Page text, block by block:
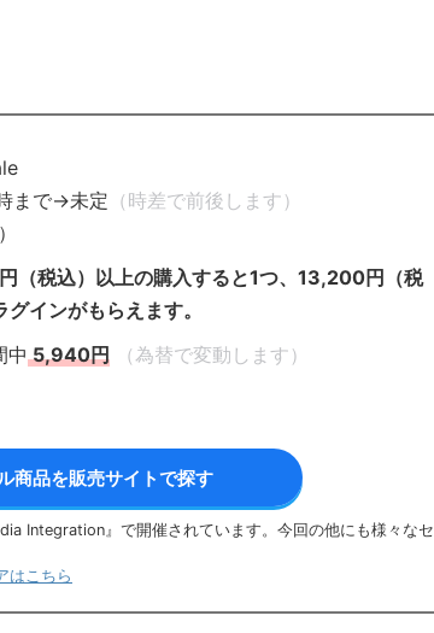
まで→未定 （時差で前後します）
）
（税込）以上の購入すると1つ、13,200円（税
インがもらえます。
中5,940円
（為替で変動します）
商品を販売サイトで探す
Integration』で開催されています。今回の他にも様々なセ
はこちら